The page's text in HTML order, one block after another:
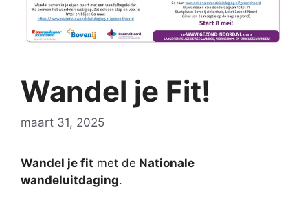
Wandel je Fit!
maart 31, 2025
Wandel je fit met de Nationale
wandeluitdaging.